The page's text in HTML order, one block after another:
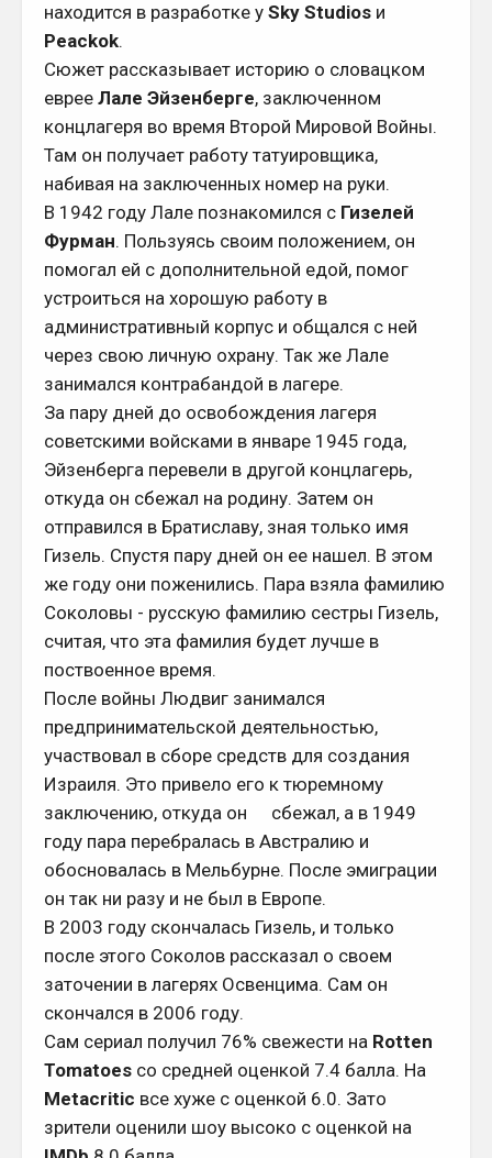
находится в разработке у Sky Studios и
Peackok.
Сюжет рассказывает историю о словацком
еврее Лале Эйзенберге, заключенном
концлагеря во время Второй Мировой Войны.
Там он получает работу татуировщика,
набивая на заключенных номер на руки.
В 1942 году Лале познакомился с Гизелей
Фурман. Пользуясь своим положением, он
помогал ей с дополнительной едой, помог
устроиться на хорошую работу в
административный корпус и общался с ней
через свою личную охрану. Так же Лале
занимался контрабандой в лагере.
За пару дней до освобождения лагеря
советскими войсками в январе 1945 года,
Эйзенберга перевели в другой концлагерь,
откуда он сбежал на родину. Затем он
отправился в Братиславу, зная только имя
Гизель. Спустя пару дней он ее нашел. В этом
же году они поженились. Пара взяла фамилию
Соколовы - русскую фамилию сестры Гизель,
считая, что эта фамилия будет лучше в
поствоенное время.
После войны Людвиг занимался
предпринимательской деятельностью,
участвовал в сборе средств для создания
Израиля. Это привело его к тюремному
заключению, откуда он
сбежал, а в 1949
году пара перебралась в Австралию и
обосновалась в Мельбурне. После эмиграции
он так ни разу и не был в Европе.
В 2003 году скончалась Гизель, и только
после этого Соколов рассказал о своем
заточении в лагерях Освенцима. Сам он
скончался в 2006 году.
Сам сериал получил 76% свежести на Rotten
Tomatoes со средней оценкой 7.4 балла. На
Metacritic все хуже с оценкой 6.0. Зато
зрители оценили шоу высоко с оценкой на